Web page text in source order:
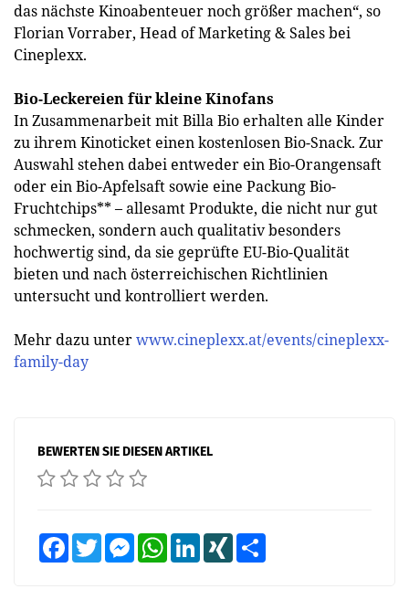
das nächste Kinoabenteuer noch größer machen“, so
Florian Vorraber, Head of Marketing & Sales bei
Cineplexx.
Bio-Leckereien für kleine Kinofans
In Zusammenarbeit mit Billa Bio erhalten alle Kinder
zu ihrem Kinoticket einen kostenlosen Bio-Snack. Zur
Auswahl stehen dabei entweder ein Bio-Orangensaft
oder ein Bio-Apfelsaft sowie eine Packung Bio-
Fruchtchips** – allesamt Produkte, die nicht nur gut
schmecken, sondern auch qualitativ besonders
hochwertig sind, da sie geprüfte EU-Bio-Qualität
bieten und nach österreichischen Richtlinien
untersucht und kontrolliert werden.
Mehr dazu unterwww.cineplexx.at/events/cineplexx-
family-day
BEWERTEN SIE DIESEN ARTIKEL
FacebookTwitter MessengerWhatsAppLinkedInXING